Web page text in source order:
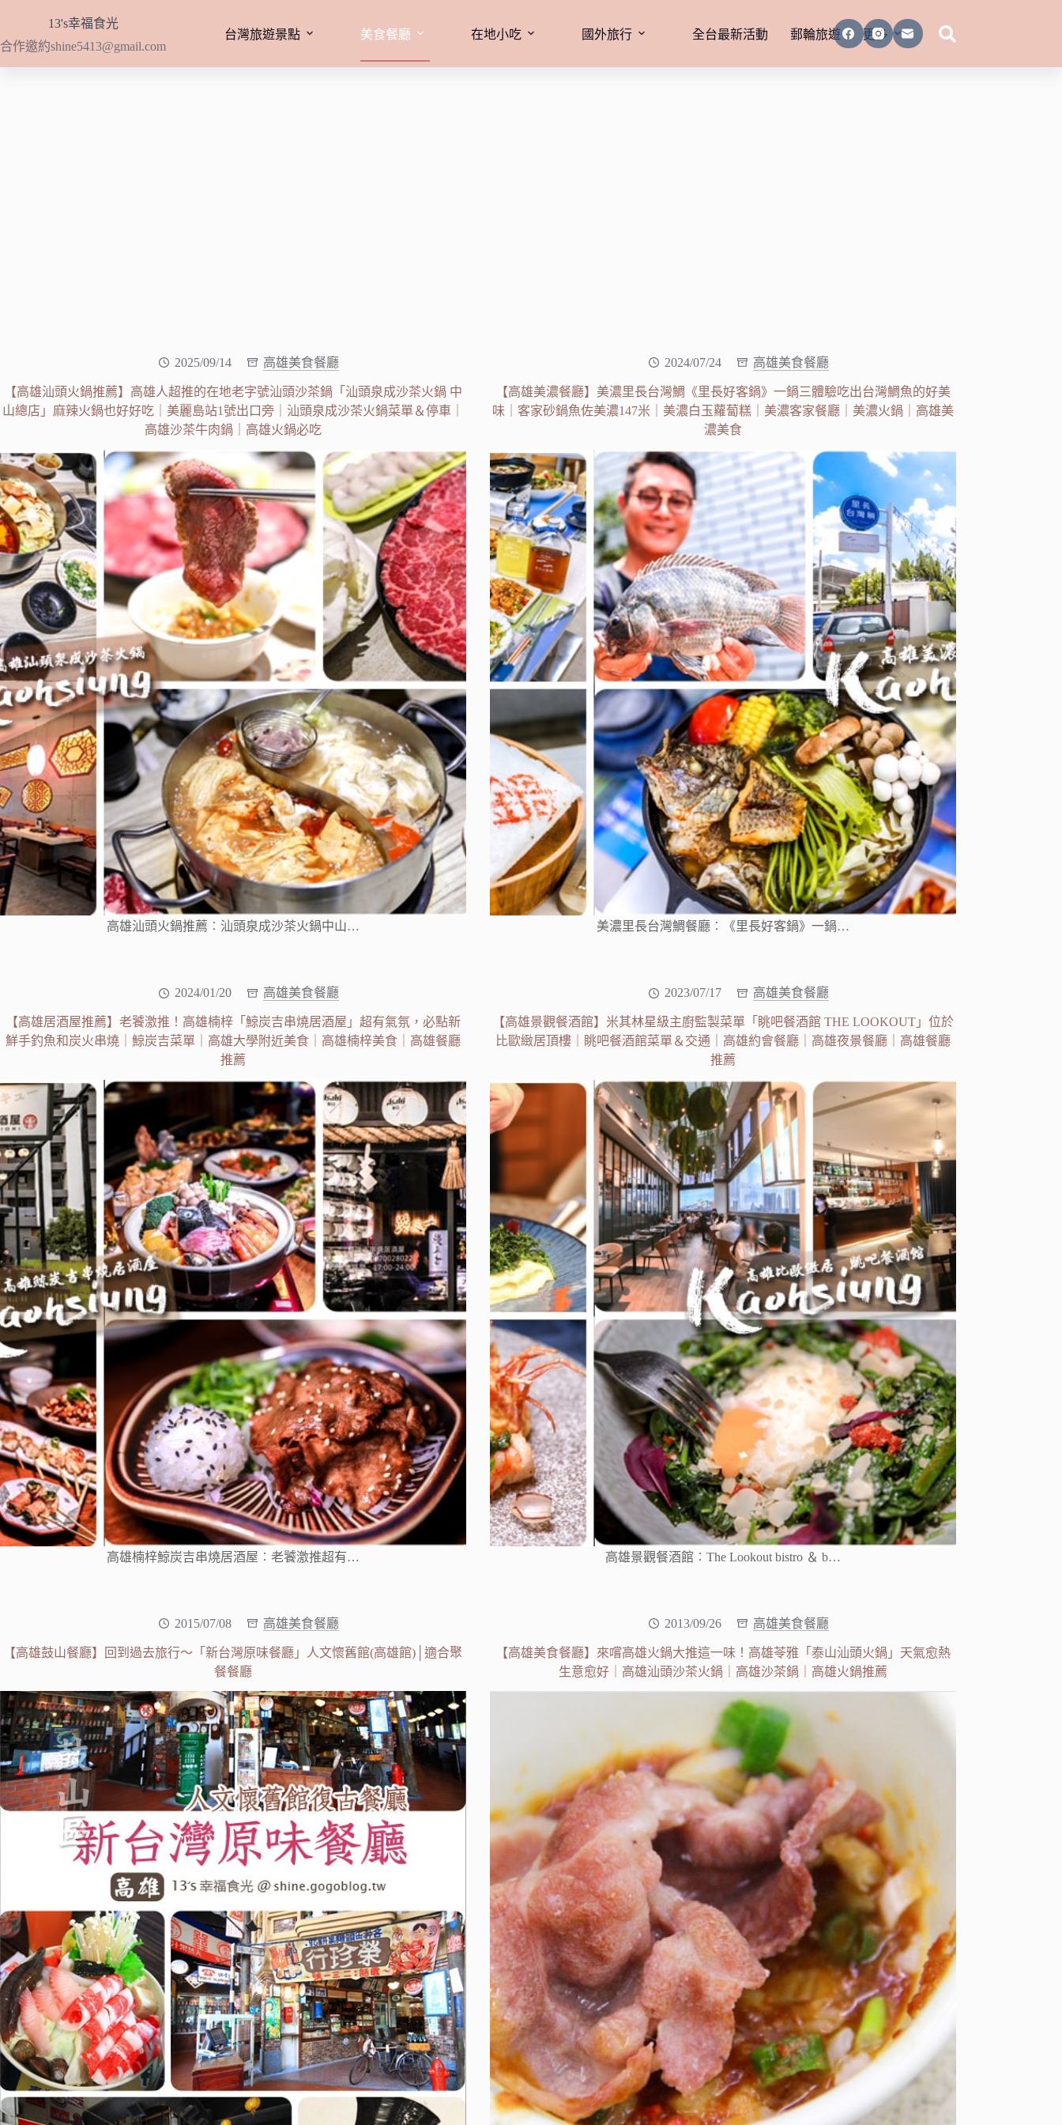
主
要
13's幸福食光
合作邀約shine5413@gmail.com
台灣旅遊景點 美食餐廳 在地小吃 國外旅行 全台最新活動 郵輪旅遊 更多
2025/09/14 高雄美食餐廳
【高雄汕頭火鍋推薦】高雄人超推的在地老字號汕頭沙茶鍋「汕頭泉成沙茶火鍋 中
山總店」麻辣火鍋也好好吃｜美麗島站1號出口旁｜汕頭泉成沙茶火鍋菜單＆停車｜
高雄沙茶牛肉鍋｜高雄火鍋必吃
高雄汕頭火鍋推薦︰汕頭泉成沙茶火鍋中山…
2024/07/24 高雄美食餐廳
【高雄美濃餐廳】美濃里長台灣鯛《里長好客鍋》一鍋三體驗吃出台灣鯛魚的好美
味｜客家砂鍋魚佐美濃147米｜美濃白玉蘿蔔糕｜美濃客家餐廳｜美濃火鍋｜高雄美
濃美食
美濃里長台灣鯛餐廳︰《里長好客鍋》一鍋…
2024/01/20 高雄美食餐廳
【高雄居酒屋推薦】老饕激推！高雄楠梓「鯨炭吉串燒居酒屋」超有氣氛，必點新
鮮手釣魚和炭火串燒｜鯨炭吉菜單｜高雄大學附近美食｜高雄楠梓美食｜高雄餐廳
推薦
高雄楠梓鯨炭吉串燒居酒屋︰老饕激推超有…
2023/07/17 高雄美食餐廳
【高雄景觀餐酒館】米其林星級主廚監製菜單「眺吧餐酒館 THE LOOKOUT」位於
比歐緻居頂樓｜眺吧餐酒館菜單＆交通｜高雄約會餐廳｜高雄夜景餐廳｜高雄餐廳
推薦
高雄景觀餐酒館︰The Lookout bistro ＆ b…
2015/07/08 高雄美食餐廳
【高雄鼓山餐廳】回到過去旅行～「新台灣原味餐廳」人文懷舊館(高雄館)│適合聚
餐餐廳
2013/09/26 高雄美食餐廳
【高雄美食餐廳】來嚐高雄火鍋大推這一味！高雄苓雅「泰山汕頭火鍋」天氣愈熱
生意愈好｜高雄汕頭沙茶火鍋｜高雄沙茶鍋｜高雄火鍋推薦